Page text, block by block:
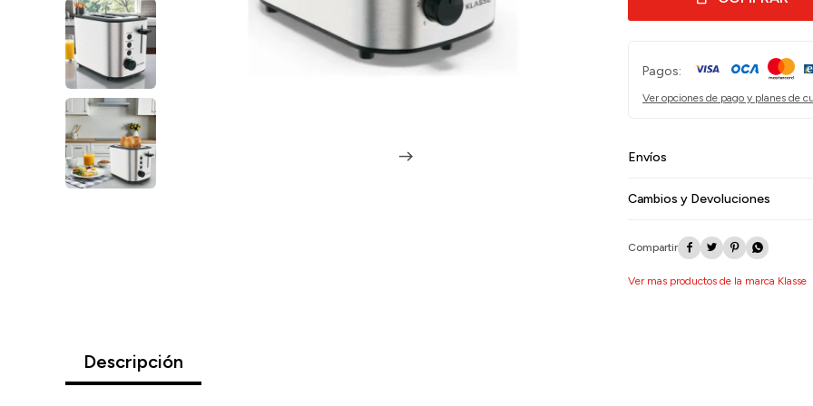
Pagos:
Ver opciones de pago y planes de
Envíos
Cambios y Devoluciones
   
Ver mas productos de la marca Klasse
Descripción